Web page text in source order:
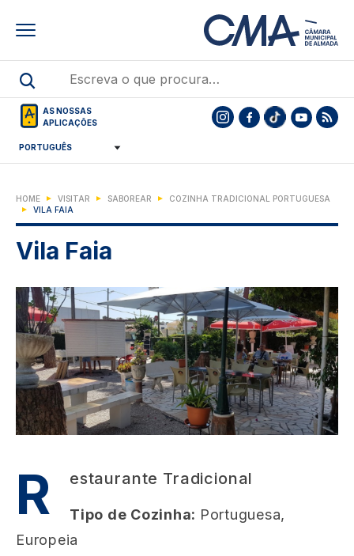
AS NOSSAS
APLICAÇÕES
HOME VISITAR SABOREAR
COZINHA TRADICIONAL PORTUGUESA
VILA FAIA
Vila Faia
R estaurante Tradicional
Tipo de Cozinha: Portuguesa,
Europeia